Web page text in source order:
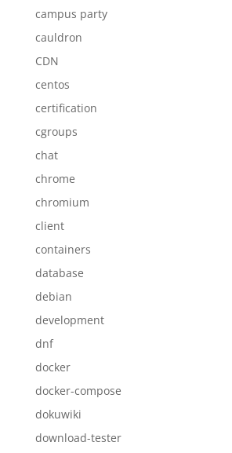
campus party
cauldron
CDN
centos
certification
cgroups
chat
chrome
chromium
client
containers
database
debian
development
dnf
docker
docker-compose
dokuwiki
download-tester